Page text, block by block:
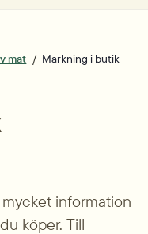
mat
Märkning i butik
information
köper. Till